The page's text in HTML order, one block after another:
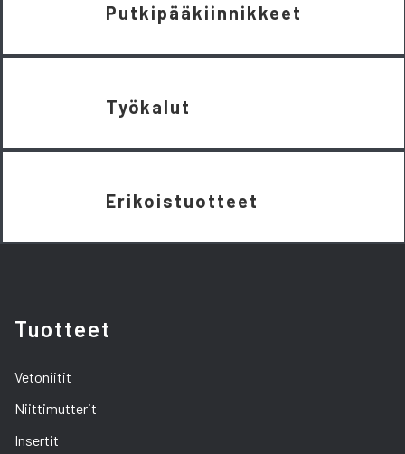
Putkipääkiinnikkeet
Työkalut
Erikoistuotteet
Tuotteet
Vetoniitit
Niittimutterit
Insertit